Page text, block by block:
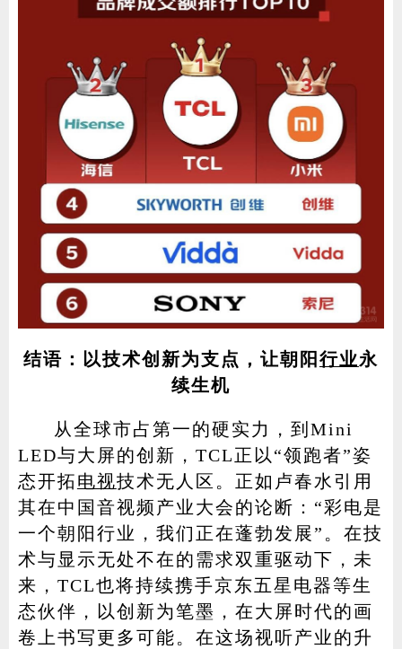
结语：以技术创新为支点，让朝阳 行业永
续生机
从全球市占第一的硬实力，到Mini
LED与大屏的创新，TCL正以“领跑者”姿
态开拓电视技术无人区。正如卢春水引用
其在中国音视频产业大会的论断：“彩电是
一个朝阳行业，我们正在蓬勃发展”。在技
术与显示无处不在的需求双重驱动下，未
来，TCL也将持续携手京东五星电器等生
态伙伴，以创新为笔墨，在大屏时代的画
卷上书写更多可能。在这场视听产业的升